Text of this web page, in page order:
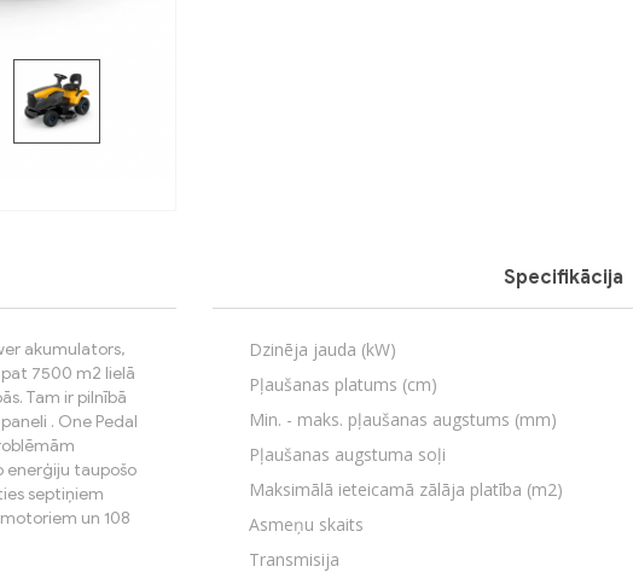
akumulators,
7500 m2 lielā
Tam ir pilnībā
. One Pedal
enerģiju taupošo
septiņiem
un 108
Specifikācija
Dzinēja jauda (kW)
Pļaušanas platums (cm)
Min. - maks. pļaušanas augstums (mm)
Pļaušanas augstuma soļi
Maksimālā ieteicamā zālāja platība (m2)
Asmeņu skaits
Transmisija